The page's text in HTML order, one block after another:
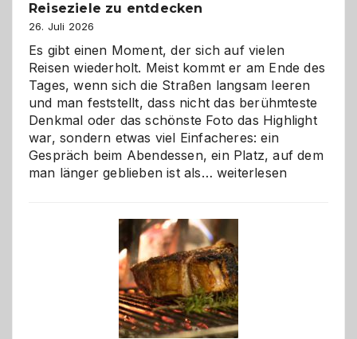
Reiseziele zu entdecken
26. Juli 2026
Es gibt einen Moment, der sich auf vielen
Reisen wiederholt. Meist kommt er am Ende des
Tages, wenn sich die Straßen langsam leeren
und man feststellt, dass nicht das berühmteste
Denkmal oder das schönste Foto das Highlight
war, sondern etwas viel Einfacheres: ein
Gespräch beim Abendessen, ein Platz, auf dem
man länger geblieben ist als… Als
–
die
Gelegenheit,
neue
Reiseziele
zu
entdecken
weiterlesen